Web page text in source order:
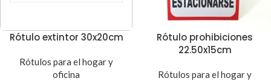
Rótulo extintor 30x20cm
Rótulos para el hogar y
oficina
Rótulo prohibiciones
22.50x15cm
Rótulos para el hogar y